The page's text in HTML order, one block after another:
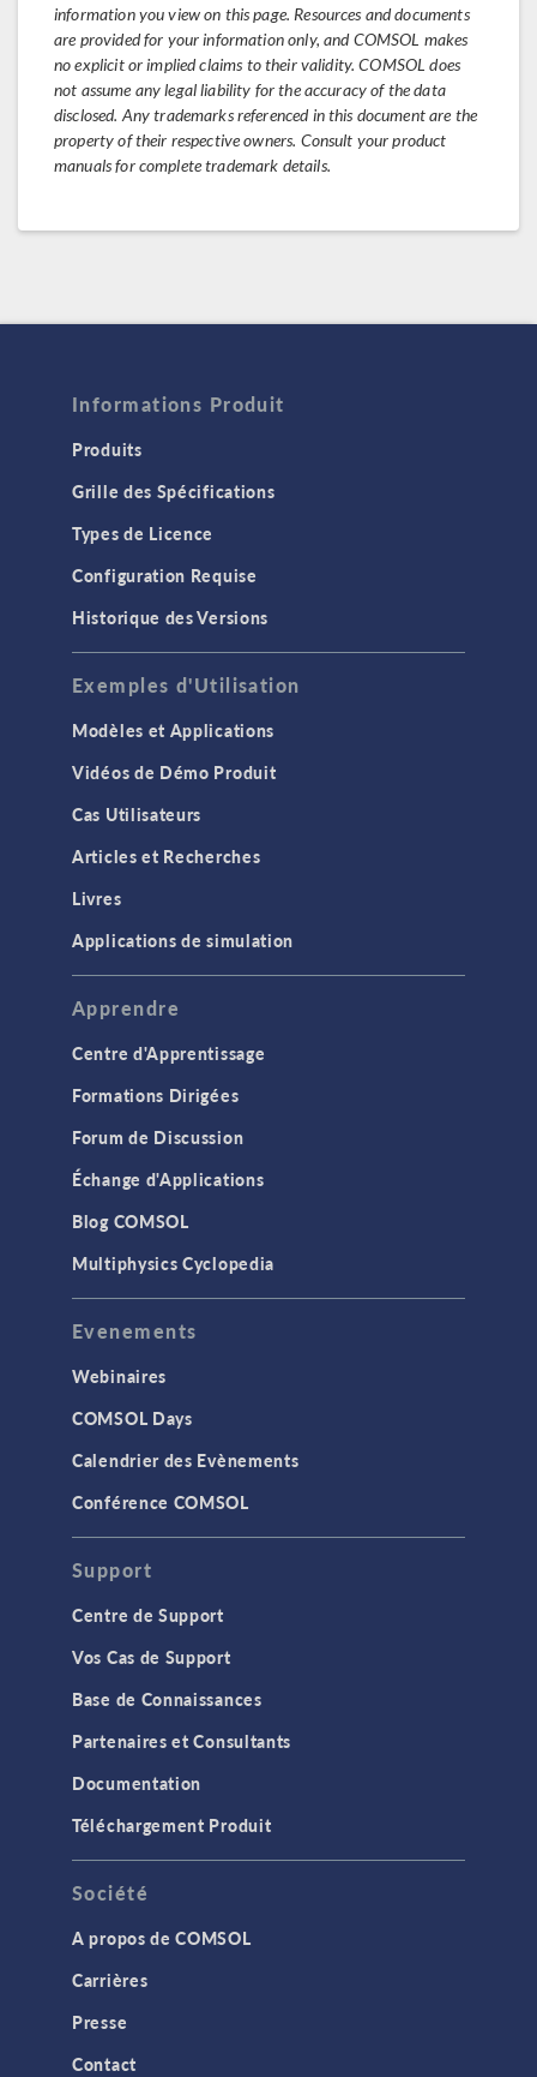
information you view on this page. Resources and documents
are provided for your information only, and COMSOL makes
no explicit or implied claims to their validity. COMSOL does
not assume any legal liability for the accuracy of the data
disclosed. Any trademarks referenced in this document are the
property of their respective owners. Consult your product
manuals for complete trademark details.
Informations Produit
Produits
Grille des Spécifications
Types de Licence
Configuration Requise
Historique des Versions
Exemples d'Utilisation
Modèles et Applications
Vidéos de Démo Produit
Cas Utilisateurs
Articles et Recherches
Livres
Applications de simulation
Apprendre
Centre d'Apprentissage
Formations Dirigées
Forum de Discussion
Échange d'Applications
Blog COMSOL
Multiphysics Cyclopedia
Evenements
Webinaires
COMSOL Days
Calendrier des Evènements
Conférence COMSOL
Support
Centre de Support
Vos Cas de Support
Base de Connaissances
Partenaires et Consultants
Documentation
Téléchargement Produit
Société
A propos de COMSOL
Carrières
Presse
Contact